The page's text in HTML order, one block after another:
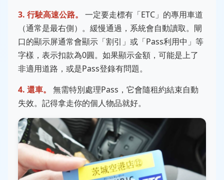
3. 行駛高速公路。
一定要走標有「ETC」的專用車道
（通常是最右側）。緩慢通過，系統會自動讀取。閘
口的顯示屏通常會顯示「割引」或「Pass利用中」等
字樣，表示扣款為0圓。如果顯示金額，可能是上了
非適用道路，或是Pass登錄有問題。
4. 還車。
無需特別處理Pass，它會隨租約結束自動
失效。記得拿走你的個人物品就好。